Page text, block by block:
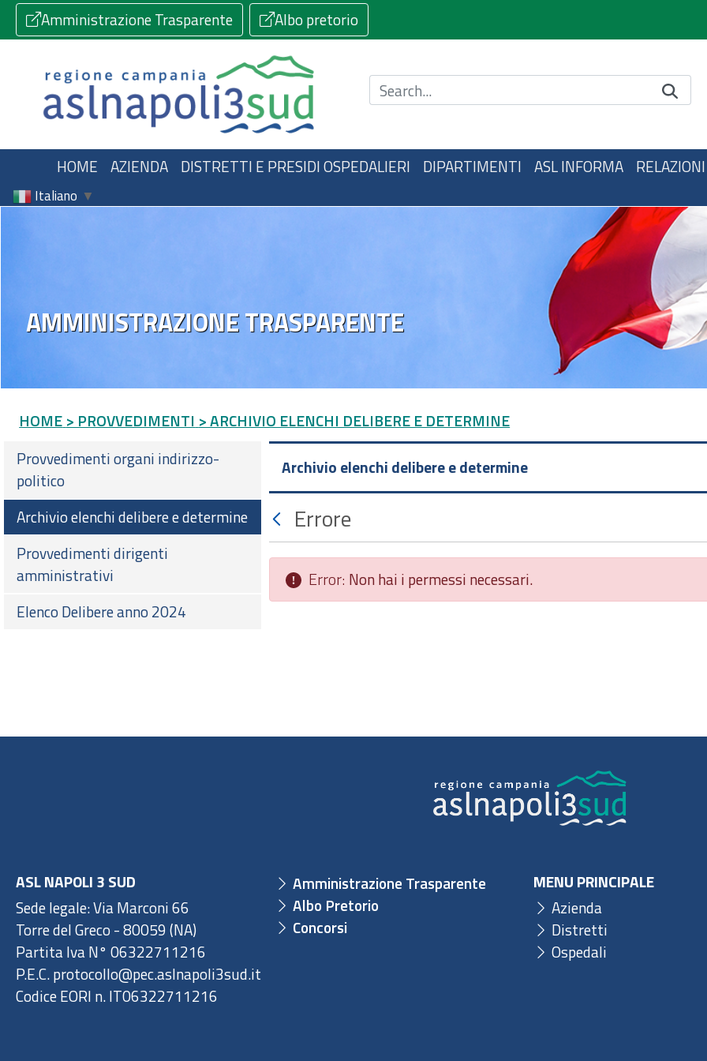
Amministrazione Trasparente Albo pretorio
Cerca nel sito
HOME AZIENDA DISTRETTI E PRESIDI OSPEDALIERI DIPARTIMENTI ASL INFORMA
Italiano ▼
AMMINISTRAZIONE TRASPARENTE
HOME > PROVVEDIMENTI > ARCHIVIO ELENCHI DELIBERE E DETERMINE
Provvedimenti organi indirizzo-
politico
Archivio elenchi delibere e determine
Provvedimenti dirigenti
amministrativi
Elenco Delibere anno 2024
Archivio elenchi delibere e determine
Errore
Error: Non hai i permessi necessari.
ASL NAPOLI 3 SUD
Sede legale: Via Marconi 66
Torre del Greco - 80059 (NA)
Partita Iva N° 06322711216
P.E.C. protocollo@pec.aslnapoli3sud.it
Codice EORI n. IT06322711216
Amministrazione Trasparente
Albo Pretorio
Concorsi
MENU PRINCIPALE
Azienda
Distretti
Ospedali